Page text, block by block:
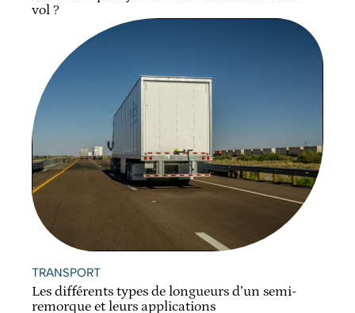
vol ?
TRANSPORT
Les différents types de longueurs d’un semi-
remorque et leurs applications